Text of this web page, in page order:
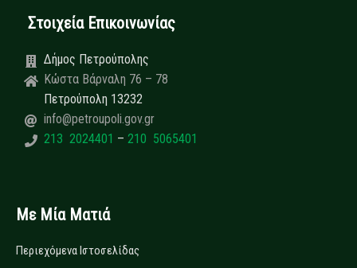
Στοιχεία Επικοινωνίας
Δήμος Πετρούπολης
Κώστα Βάρναλη 76 – 78
Πετρούπολη 13232
info@petroupoli.gov.gr
213 2024401 – 210 5065401
Με Μία Ματιά
Περιεχόμενα Ιστοσελίδας